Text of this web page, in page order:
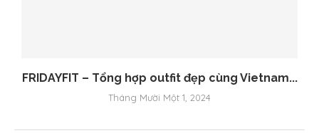
FRIDAYFIT – Tổng hợp outfit đẹp cùng Vietnam...
Tháng Mười Một 1, 2024